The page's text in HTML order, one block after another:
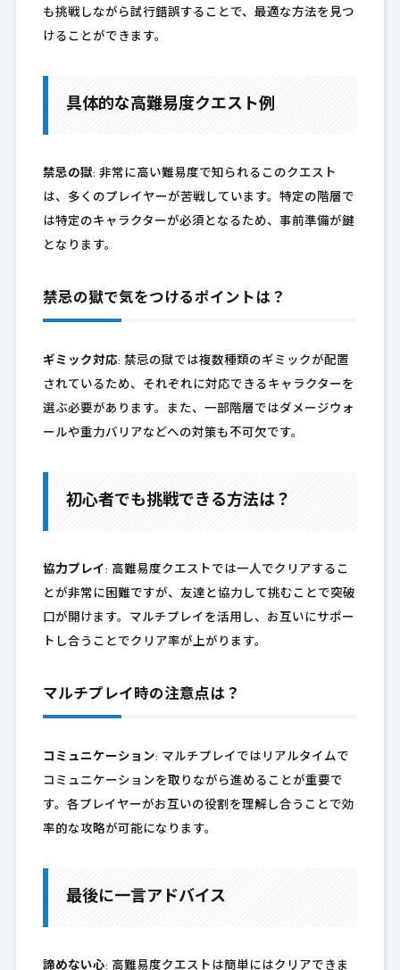
も挑戦しながら試行錯誤することで、最適な方法を見つ
けることができます。
具体的な高難易度クエスト例
禁忌の獄: 非常に高い難易度で知られるこのクエスト
は、多くのプレイヤーが苦戦しています。特定の階層で
は特定のキャラクターが必須となるため、事前準備が鍵
となります。
禁忌の獄で気をつけるポイントは？
ギミック対応: 禁忌の獄では複数種類のギミックが配置
されているため、それぞれに対応できるキャラクターを
選ぶ必要があります。また、一部階層ではダメージウォ
ールや重力バリアなどへの対策も不可欠です。
初心者でも挑戦できる方法は？
協力プレイ : 高難易度クエストでは一人でクリアするこ
とが非常に困難ですが、友達と協力して挑むことで突破
口が開けます。マルチプレイを活用し、お互いにサポー
トし合うことでクリア率が上がります。
マルチプレイ時の注意点は？
コミュニケーション: マルチプレイではリアルタイムで
コミュニケーションを取りながら進めることが重要で
す。各プレイヤーがお互いの役割を理解し合うことで効
率的な攻略が可能になります。
最後に一言アドバイス
諦めない心: 高難易度クエストは簡単にはクリアできま